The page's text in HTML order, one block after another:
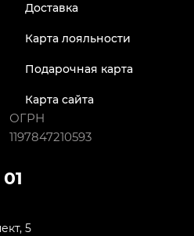
Доставка
Карта лояльности
Подарочная карта
Карта сайта
ОГРН
1197847210593
5